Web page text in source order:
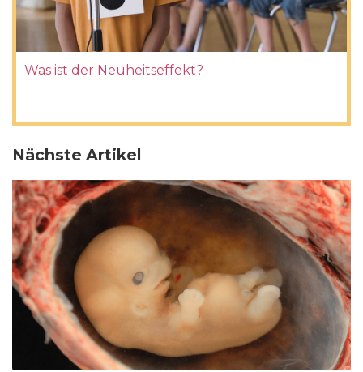
Was ist der Neuheitseffekt?
Nächste Artikel